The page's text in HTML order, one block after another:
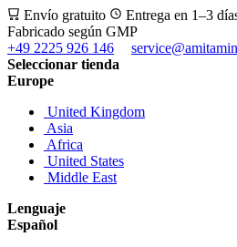
Envío gratuito Entrega en 1–3
Fabricado según GMP
+49 2225 926 146
Seleccionar tienda
Europe
United Kingdom
Asia
Africa
United States
Middle East
Lenguaje
Español